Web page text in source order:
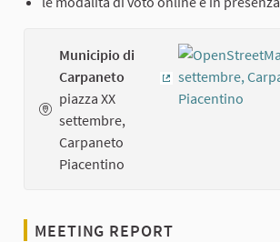
Municipio di
Carpaneto
piazza XX
settembre,
Carpaneto
Piacentino
(External link)
MEETING REPORT